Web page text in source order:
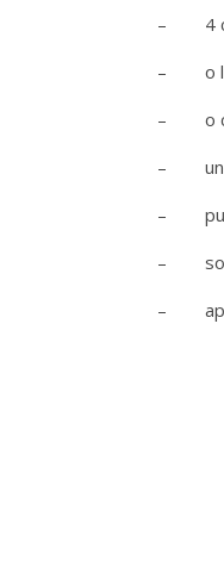
– 4
– o
– o
– un
–
– sos
– apă